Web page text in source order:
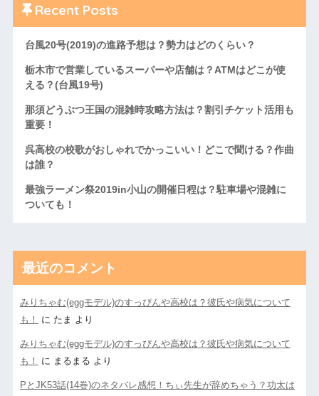
Recent Posts
台風20号(2019)の進路予想は？勢力はどのくらい？
栃木市で営業しているスーパーや店舗は？ATMはどこが使
える？(台風19号)
那須どうぶつ王国の混雑時攻略方法は？割引チケット活用も
重要！
呉高校の校歌がおしゃれでかっこいい！どこで聞ける？作曲
は誰？
最強ラーメン祭2019in小山の開催日程は？駐車場や混雑に
ついても！
最近のコメント
みりちゃむ(eggモデル)のすっぴんや高校は？彼氏や病気について
も！
に たま より
みりちゃむ(eggモデル)のすっぴんや高校は？彼氏や病気について
も！
に まるまる より
PとJK53話(14巻)のネタバレ感想！ちぃ先生が辞めちゃう？功太は